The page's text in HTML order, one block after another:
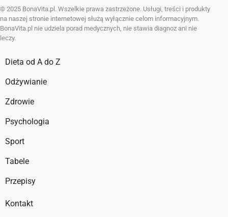
© 2025 BonaVita.pl. Wszelkie prawa zastrzeżone. Usługi, treści i produkty
na naszej stronie internetowej służą wyłącznie celom informacyjnym.
BonaVita.pl nie udziela porad medycznych, nie stawia diagnoz ani nie
leczy.
Dieta od A do Z
Odżywianie
Zdrowie
Psychologia
Sport
Tabele
Przepisy
Kontakt